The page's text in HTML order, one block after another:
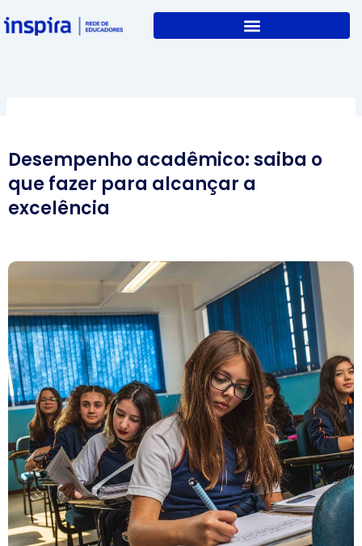
to
Desempenho acadêmico: saiba o
que fazer para alcançar a
excelência